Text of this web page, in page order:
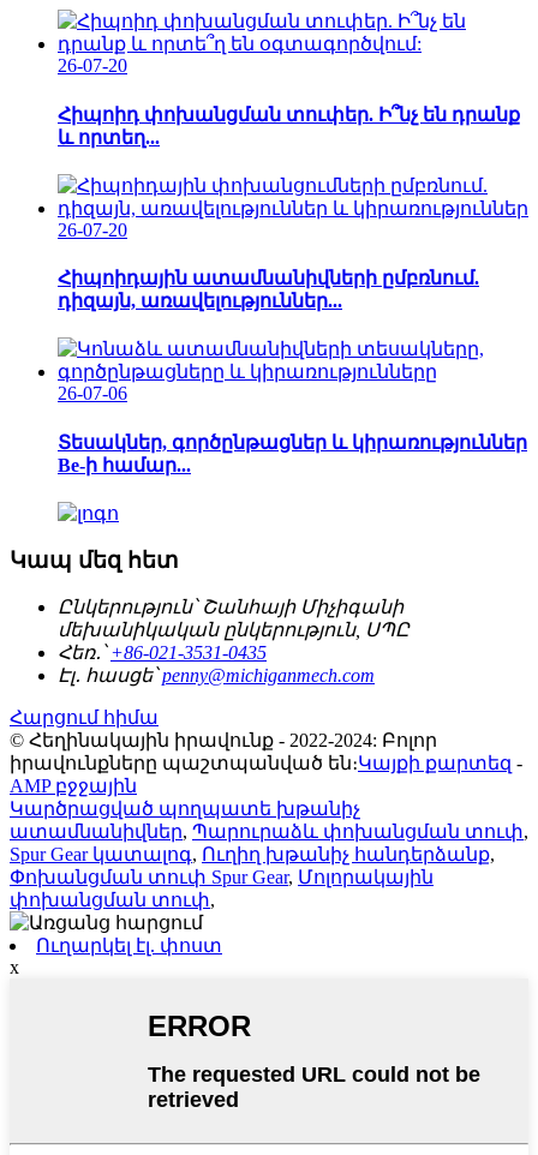
26-07-20
Հիպոիդ փոխանցման տուփեր. Ի՞նչ են դրանք
և որտեղ...
26-07-20
Հիպոիդային ատամնանիվների ըմբռնում.
դիզայն, առավելություններ...
26-07-06
Տեսակներ, գործընթացներ և կիրառություններ
Be-ի համար...
Կապ մեզ հետ
Ընկերություն՝ Շանհայի Միչիգանի
մեխանիկական ընկերություն, ՍՊԸ
Հեռ․՝ +86-021-3531-0435
Էլ․ հասցե՝ penny@michiganmech.com
Հարցում հիմա
© Հեղինակային իրավունք - 2022-2024: Բոլոր
իրավունքները պաշտպանված են։Կայքի քարտեզ -
AMP բջջային
Կարծրացված պողպատե խթանիչ
ատամնանիվներ, Պարուրաձև փոխանցման տուփ,
Spur Gear կատալոգ, Ուղիղ խթանիչ հանդերձանք,
Փոխանցման տուփ Spur Gear, Մոլորակային
փոխանցման տուփ,
Ուղարկել էլ. փոստ
x